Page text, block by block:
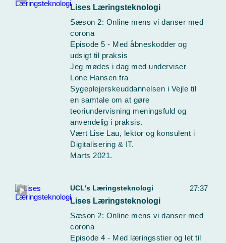
Lises Læringsteknologi
Sæson 2: Online mens vi danser med
corona
Episode 5 - Med åbneskodder og
udsigt til praksis
Jeg mødes i dag med underviser
Lone Hansen fra
Sygeplejerskeuddannelsen i Vejle til
en samtale om at gøre
teoriundervisning meningsfuld og
anvendelig i praksis.
Vært Lise Lau, lektor og konsulent i
Digitalisering & IT.
Marts 2021.
27:37
UCL's Læringsteknologi
Lises Læringsteknologi
Sæson 2: Online mens vi danser med
corona
Episode 4 - Med læringsstier og let til